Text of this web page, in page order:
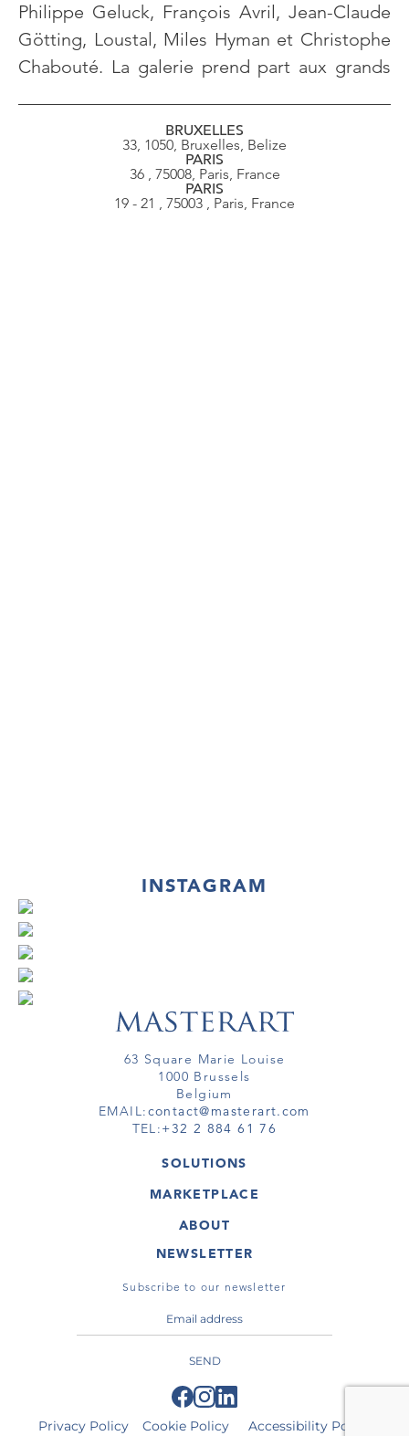
Philippe Geluck, François Avril, Jean-Claude
Götting, Loustal, Miles Hyman et Christophe
Chabouté. La galerie prend part aux grands
à des foires internationales tels que la Brafa
(Brussels Antiques & Fine Arts Fair), 1 – 54
London, Art Paris Art Fair ou encore Drawing
Now. Parallèlement Alain Huberty et Marc
BRUXELLES
33, 1050, Bruxelles, Belize
PARIS
36 , 75008, Paris, France
PARIS
19 - 21 , 75003 , Paris, France
INSTAGRAM
63 Square Marie Louise
1000 Brussels
Belgium
EMAIL:contact@masterart.com
TEL:+32 2 884 61 76
SOLUTIONS
GALLERY
ARTIST
VIRTUAL TOUR
MARKETPLACE
ARTWORKS
VIRTUAL TOURS
ABOUT
MASTERART
TERMS & CONDITIONS
NEWSLETTER
Subscribe to our newsletter
SEND
Privacy Policy Cookie Policy Accessibility Policy